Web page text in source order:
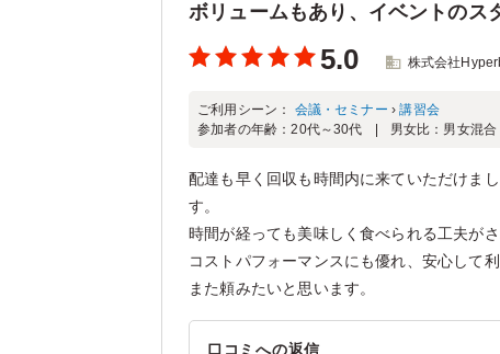
ボリュームもあり、イベントのス
5.0 株式会社
ご利用シーン： 会議・セミナー ›講習会
参加者の年齢：20代～30代 男女比： 男女混合
配達も早く回収も時間内に来ていただけま
す。
時間が経っても美味しく食べられる工夫が
コストパフォーマンスにも優れ、安心して
また頼みたいと思います。
口コミへの返信